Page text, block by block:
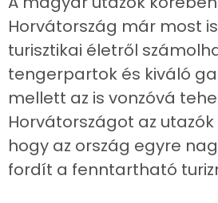
Horvátország már most
turisztikai életről
tengerpartok és kiváló
mellett az is vonzóvá
Horvátországot az
hogy az ország egyre
fordít a fenntartható